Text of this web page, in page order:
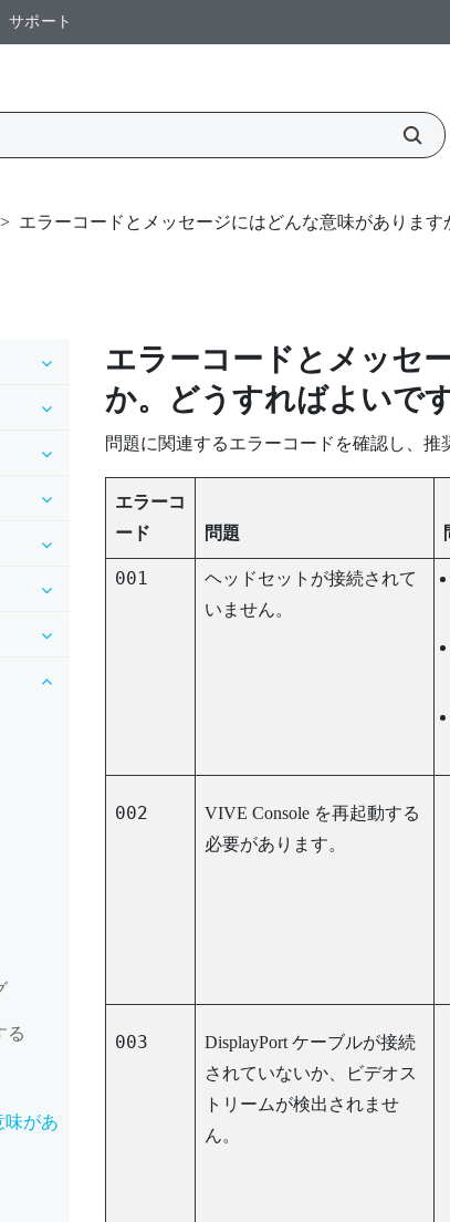
サポート
> エラーコードとメッセージにはどんな意味があります
る
味があ
エラーコードとメッセ
か。どうすればよいです
問題に関連するエラーコードを確認し、推
エラーコ
ード
問題
001
ヘッドセットが接続されて
いません。
002 VIVE Consoleを再起動する
必要があります。
003 DisplayPortケーブルが接続
されていないか、ビデオス
トリームが検出されませ
ん。